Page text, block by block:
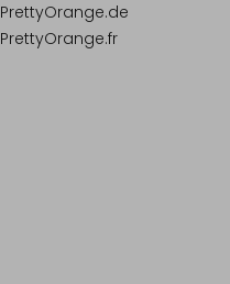
PrettyOrange.de
PrettyOrange.fr